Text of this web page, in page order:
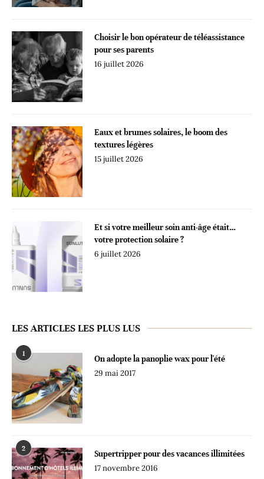
Choisir le bon opérateur de téléassistance
pour ses parents
16 juillet 2026
Eaux et brumes solaires, le boom des
textures légères
15 juillet 2026
Et si votre meilleur soin anti-âge était…
votre protection solaire ?
6 juillet 2026
LES ARTICLES LES PLUS LUS
1
On adopte la panoplie wax pour l'été
29 mai 2017
2
Supertripper pour des vacances illimitées
17 novembre 2016